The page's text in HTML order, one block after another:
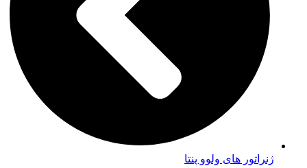
ژنراتور های ولوو پنتا